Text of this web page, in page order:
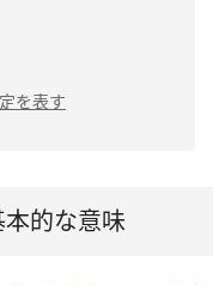
を表す
的な意味